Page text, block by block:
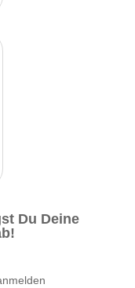
Du Deine